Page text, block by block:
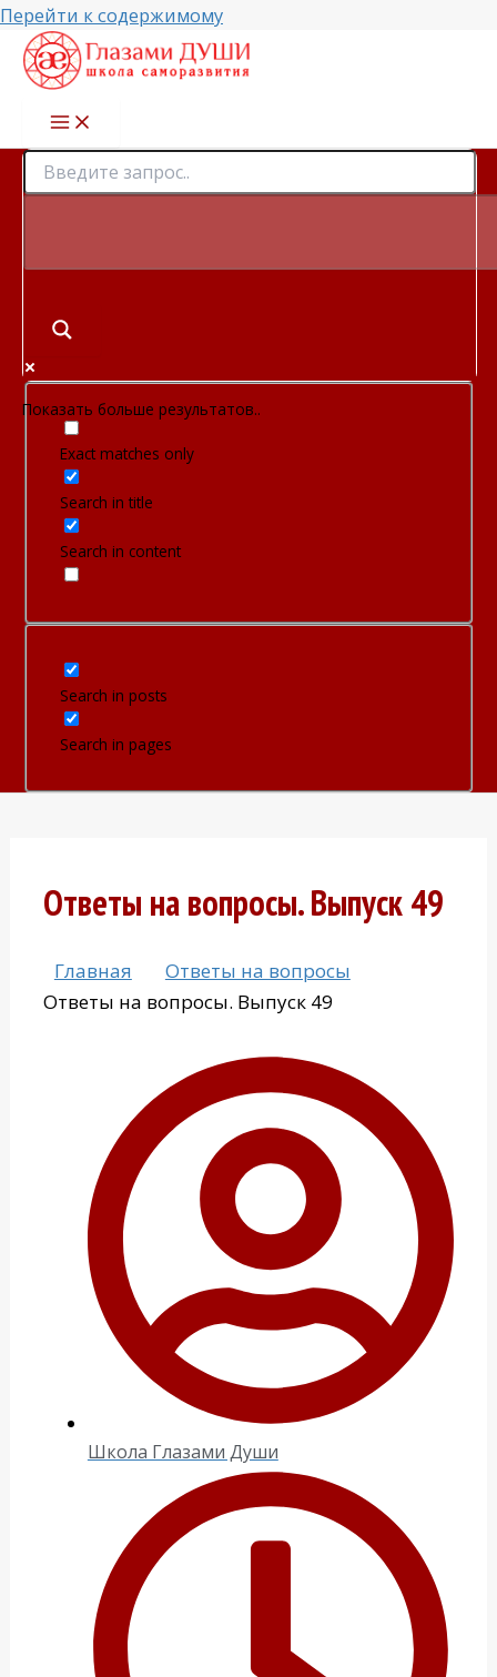
Перейти к содержимому
Показать больше результатов..
Exact matches only
Search in title
Search in content
Search in posts
Search in pages
Ответы на вопросы. Выпуск 49
Главная
Ответы на вопросы
Ответы на вопросы. Выпуск 49
Школа Глазами Души